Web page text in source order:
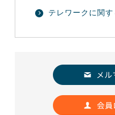
テレワークに関